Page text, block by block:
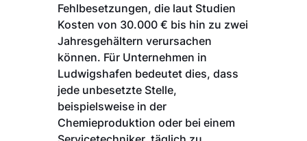
Fehlbesetzungen, die laut Studien
Kosten von 30.000 € bis hin zu zwei
Jahresgehältern verursachen
können. Für Unternehmen in
Ludwigshafen bedeutet dies, dass
jede unbesetzte Stelle,
beispielsweise in der
Chemieproduktion oder bei einem